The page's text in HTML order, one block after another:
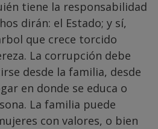
tiene la responsabilidad
dirán: el Estado; y sí,
que crece torcido
La corrupción debe
desde la familia, desde
en donde se educa o
La familia puede
con valores, o bien